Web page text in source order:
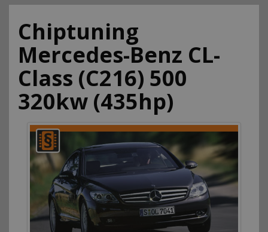
Chiptuning
Mercedes-Benz CL-
Class (C216) 500
320kw (435hp)